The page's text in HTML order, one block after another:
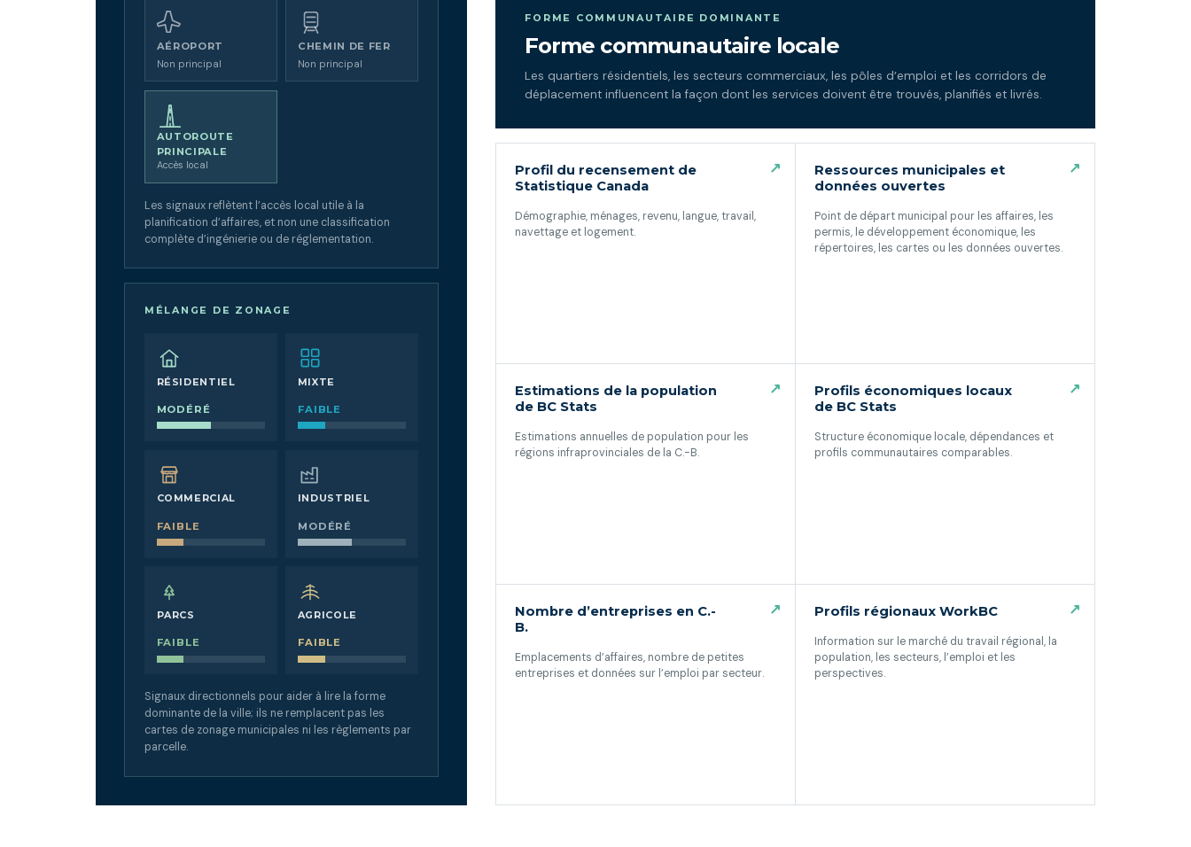
AÉROPORT
Non principal
CHEMIN DE FER
Non principal
AUTOROUTE
PRINCIPALE
Accès local
Les signaux reflètent l’accès local utile à la
planification d’affaires, et non une classification
complète d’ingénierie ou de réglementation.
MÉLANGE DE ZONAGE
RÉSIDENTIEL
MODÉRÉ
MIXTE
FAIBLE
COMMERCIAL
FAIBLE
INDUSTRIEL
MODÉRÉ
PARCS
FAIBLE
AGRICOLE
FAIBLE
Signaux directionnels pour aider à lire la forme
dominante de la ville; ils ne remplacent pas les
cartes de zonage municipales ni les règlements par
parcelle.
FORME COMMUNAUTAIRE DOMINANTE
Forme communautaire locale
Les quartiers résidentiels, les secteurs commerciaux, les pôles d’emploi et les corridors de
déplacement influencent la façon dont les services doivent être trouvés, planifiés et livrés.
Profil du recensement de
Statistique Canada
Démographie, ménages, revenu, langue, travail,
navettage et logement.
↗
Ressources municipales et
données ouvertes
Point de départ municipal pour les affaires, les
permis, le développement économique, les
répertoires, les cartes ou les données ouvertes.
↗
Estimations de la population
de BC Stats
Estimations annuelles de population pour les
régions infraprovinciales de la C.-B.
↗
Profils économiques locaux
de BC Stats
Structure économique locale, dépendances et
profils communautaires comparables.
↗
Nombre d’entreprises en C.-
B.
Emplacements d’affaires, nombre de petites
entreprises et données sur l’emploi par secteur.
↗ Profils régionaux WorkBC
Information sur le marché du travail régional, la
population, les secteurs, l’emploi et les
perspectives.
↗